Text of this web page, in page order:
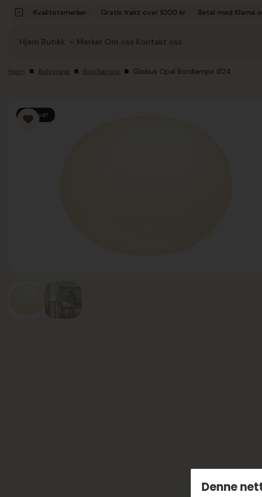
Kvalitetsmerker
Gratis frakt over 1000 kr Betal med Klarna
Hjem Butikk Merker Om oss Kontakt oss
Hjem Belysning Bordlampe Globus Opal Bordlampe Ø24
Tilbud!
Denne